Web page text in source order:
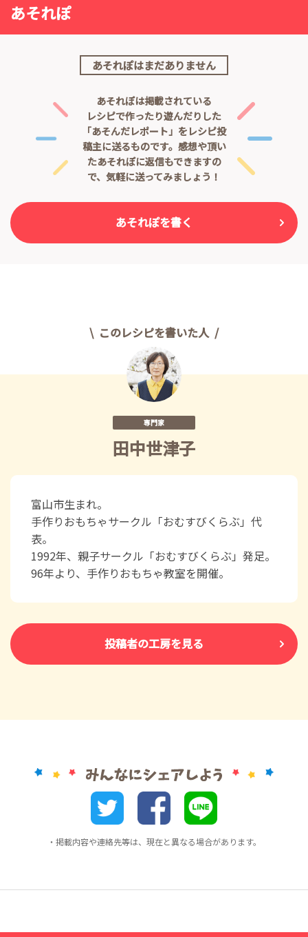
あそれぽ
あそれぽはまだありません
あそれぽは掲載されている
レシピで作ったり遊んだりした
「あそんだレポート」をレシピ投
稿主に送るものです。 感想や頂い
たあそれぽに返信もできますの
で、気軽に送ってみましょう！
あそれぽを書く
このレシピを書いた人
専門家
田中世津子
富山市生まれ。
手作りおもちゃサークル「おむすびくらぶ」代
表。
1992年、親子サークル「おむすびくらぶ」発足。
96年より、手作りおもちゃ教室を開催。
投稿者の工房を見る
・掲載内容や連絡先等は、現在と異なる場合があります。